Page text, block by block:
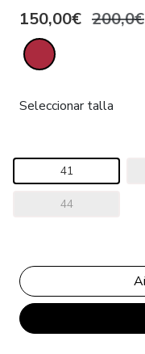
150,00€ 200,0€
Seleccionar talla
41
44